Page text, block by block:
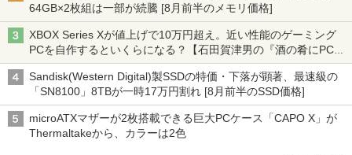
64GB×2枚組は一部が続騰 [8月前半のメモリ価格]
XBOX Series Xが値上げで10万円超え。近い性能のゲーミング
PCを自作するといくらになる？【石田賀津男の『酒の肴にPCゲ
ーム』】
Sandisk(Western Digital)製SSDの特価・下落が顕著、最速級の
「SN8100」8TBが一時17万円割れ [8月前半のSSD価格]
microATXマザーが2枚搭載できる巨大PCケース「CAPO X」が
Thermaltakeから、カラーは2色